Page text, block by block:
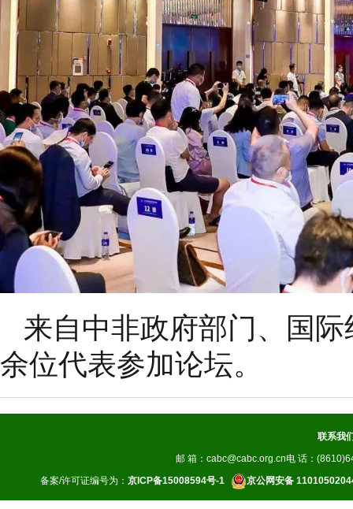
来自中非政府部门、国
余位代表参加论坛。
联系我
邮 箱：cabc@cabc.org.cn电 话：
备案/许可证编号为： 京ICP备15008594号-1 京公网安备